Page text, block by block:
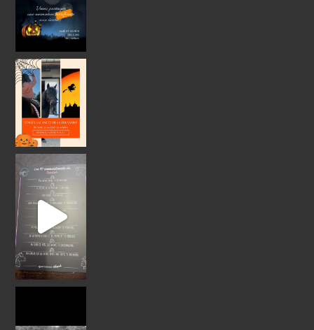
Stages Poney - Vacances de la Toussaint
Pen
Un gra